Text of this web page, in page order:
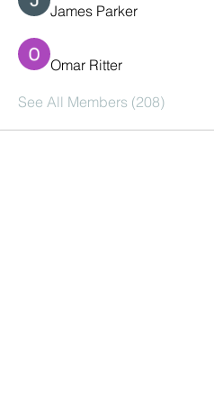
James Parker
Omar Ritter
See All Members (208)